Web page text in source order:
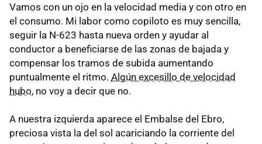
Vamos con un ojo en la velocidad media y con otro en
el consumo. Mi labor como copiloto es muy sencilla,
seguir la N-623 hasta nueva orden y ayudar al
conductor a beneficiarse de las zonas de bajada y
compensar los tramos de subida aumentando
puntualmente el ritmo. Algún excesillo de velocidad
hubo, no voy a decir que no.
A nuestra izquierda aparece el Embalse del Ebro,
preciosa vista la del sol acariciando la corriente del